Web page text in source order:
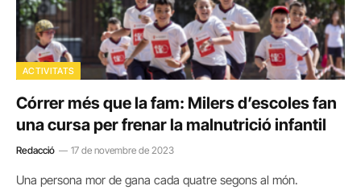
ACTIVITATS
Córrer més que la fam: Milers d’escoles fan
una cursa per frenar la malnutrició infantil
Redacció 17 de novembre de 2023
Una persona mor de gana cada quatre segons al món.